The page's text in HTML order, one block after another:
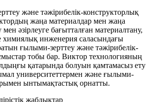
және тәжірибелік-конструкторлық
жаңа материалдар мен жаңа
мен әзірлеуге бағытталған материалтану,
инженерия саласындағы
ғылыми-зерттеу және тәжірибелік-
тобы бар. Виктор технологияның
қатарында болуын қамтамасыз ету
университеттермен және ғылыми-
ынтымақтастық орнатты.
жабдықтар